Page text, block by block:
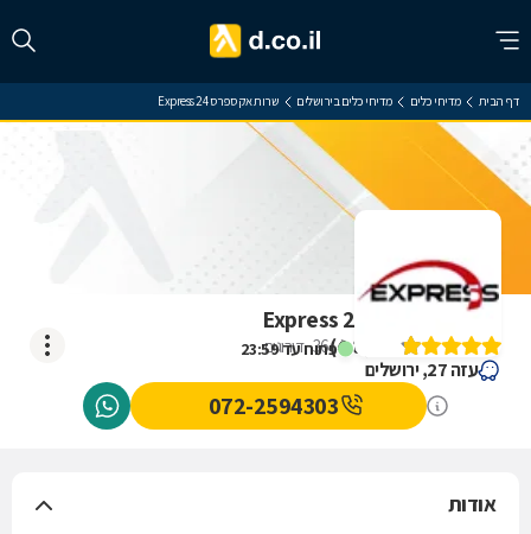
דף הבית מדיחי כלים מדיחי כלים בירושלים שרות אקספרס 24 Express
פתוח עד 23:59
שרות אקספרס 24 Express
4.8
)
36דירוגים
עזה 27, ירושלים
072-2594303
אודות